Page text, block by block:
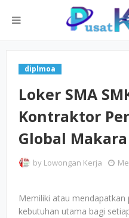
diplmoa
Loker SMA
Kontraktor
Global
by Lowongan Kerja
Memiliki atau
kebutuhan utama bagi